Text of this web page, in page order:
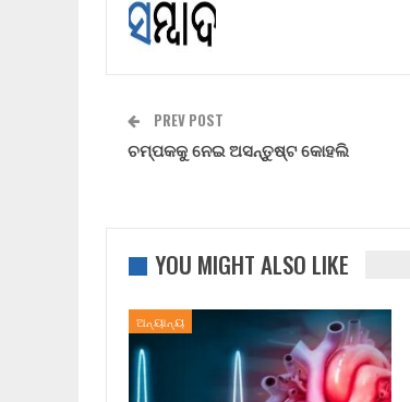
PREV POST
ଚମ୍ପକକୁ ନେଇ ଅସନ୍ତୁଷ୍ଟ କୋହଲି
YOU MIGHT ALSO LIKE
ଅନ୍ୟାନ୍ୟ